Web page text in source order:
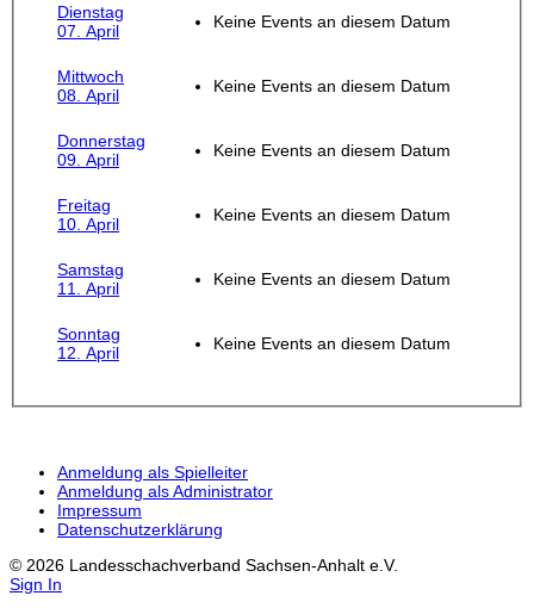
Dienstag
07. April
Keine Events an diesem Datum
Mittwoch
08. April
Keine Events an diesem Datum
Donnerstag
09. April
Keine Events an diesem Datum
Freitag
10. April
Keine Events an diesem Datum
Samstag
11. April
Keine Events an diesem Datum
Sonntag
12. April
Keine Events an diesem Datum
Anmeldung als Spielleiter
Anmeldung als Administrator
Impressum
Datenschutzerklärung
© 2026 Landesschachverband Sachsen-Anhalt e.V.
Sign In